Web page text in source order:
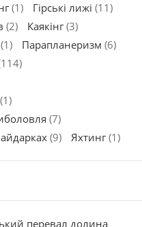
(1) Гірські лижі (11)
(2) Каякінг(3)
(1) Парапланеризм (6)
(1)
(7)
(9) Яхтинг(1)
перевал долина